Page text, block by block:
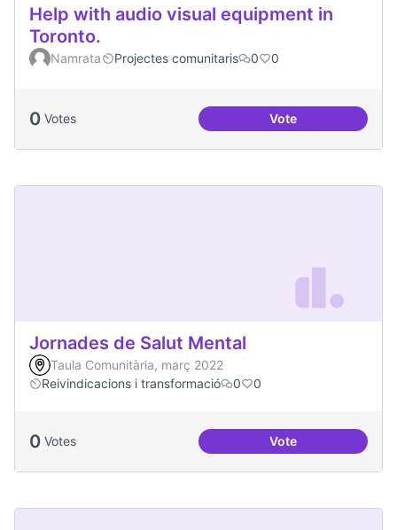
Help with audio visual equipment in
Toronto.
Namrata Projectes comunitaris 0 0
0 Votes VoteHelp with audio
Jornades de Salut Mental
Taula Comunitària, març 2022
Reivindicacions i transformació
0 0
0 Votes VoteJornades de Salut